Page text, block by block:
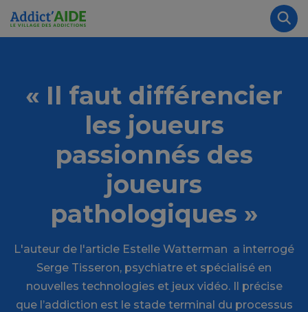
Aller au contenu principal
« Il faut différencier
les joueurs
passionnés des
joueurs
pathologiques »
L'auteur de l'article Estelle Watterman a interrogé
Serge Tisseron, psychiatre et spécialisé en
nouvelles technologies et jeux vidéo. Il précise
que l’addiction est le stade terminal du processus
Panneau de gestion des cookies